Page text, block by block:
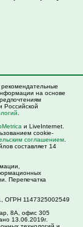
на основе
Российской
и LiveInternet.
cookie-
соглашением
составляет 14
Перепечатка
ОГРН 1147325002549
8А, офис 305
13.06.2019г.